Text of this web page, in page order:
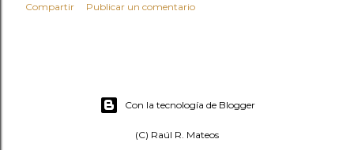
Compartir Publicar un comentario
Con la tecnología de Blogger
(C) Raúl R. Mateos